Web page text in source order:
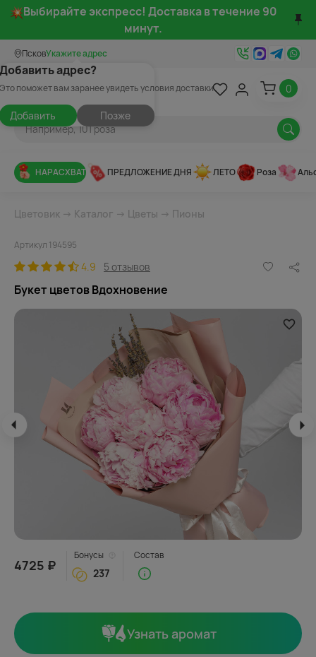
Выбирайте экспресс! Доставка в течение 90
минут.
ПсковУкажите адрес
адрес?
поможет вам заранее увидеть условия доставки
Добавить Позже
0
НАРАСХВАТ ПРЕДЛОЖЕНИЕ ДНЯ ЛЕТО Роза
Цветовик → Каталог → Цветы → Пионы
Артикул 194595
4.9 5 отзывов
Букет цветов Вдохновение
4725 ₽
Бонусы
237
Состав
Узнать аромат